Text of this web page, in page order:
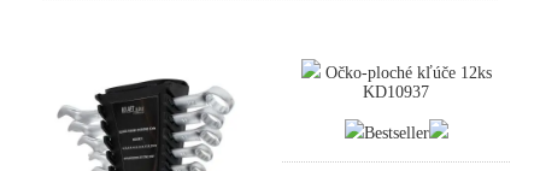
Očko-ploché kľúče 12ks
KD10937
Bestseller